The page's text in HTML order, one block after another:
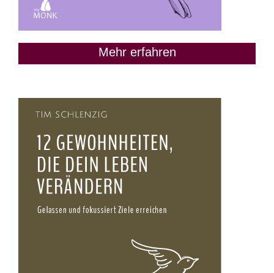
Mehr erfahren